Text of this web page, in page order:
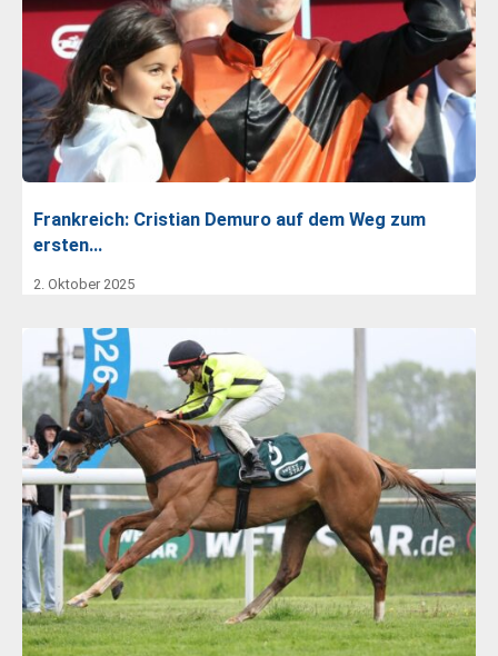
Frankreich: Cristian Demuro auf dem Weg zum
ersten…
2. Oktober 2025